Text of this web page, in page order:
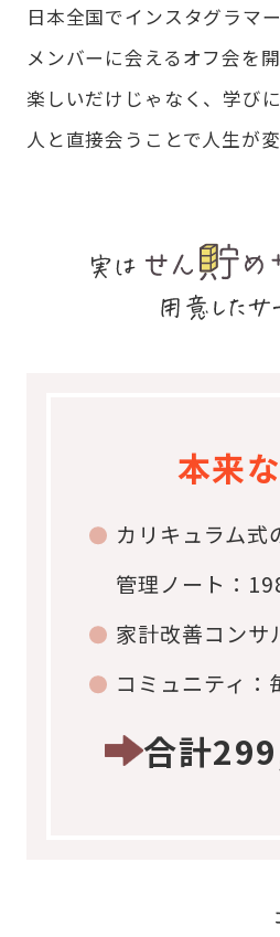
日本全国でインスタグラマ
メンバーに会えるオフ会を開
楽しいだけじゃなく、学び
人と直接会うことで人生が
本来
カリキュラム式
管理ノート：
家計改善コン
コミュニティ：
合計